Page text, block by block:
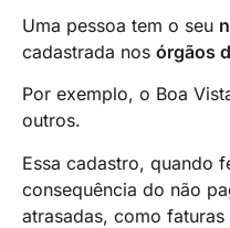
Uma pessoa tem o seu
cadastrada nos órgãos
Por exemplo, o Boa
outros.
Essa cadastro, quando
consequência do não
atrasadas, como